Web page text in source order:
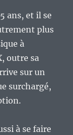
ans, et il se
plus
à
outre sa
sur un
surchargé,
à se faire